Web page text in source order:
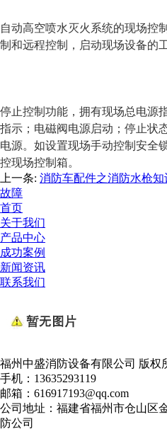
自动高空喷水灭火系统的现场控
制和远程控制，启动现场设备的
停止控制功能，拥有现场总电源
指示；电磁阀电源启动；停止状
电源。如设置现场手动控制安全
控现场控制箱。
上一条: 消防车配件之消防水枪知
故障
首页
关于我们
产品中心
成功案例
新闻资讯
联系我们
福州中盛消防设备有限公司 版权
手机：13635293119
邮箱：616917193@qq.com
公司地址：福建省福州市仓山区
防公司